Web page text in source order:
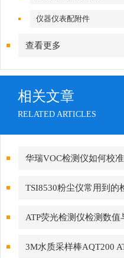
仪器仪表配附件
查看更多
相关文章
RELATED ARTICLES
华瑞VOC检测仪如何校
TSI8530粉尘仪常用到的
技术有哪些?
ATP荧光检测仪检测数值
菌总数量化关系
3M水质采样棒AQT200